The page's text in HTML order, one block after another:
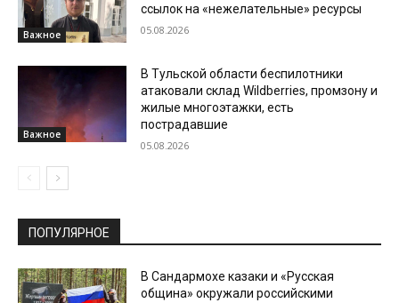
Важное
ссылок на «нежелательные» ресурсы
05.08.2026
Важное
В Тульской области беспилотники
атаковали склад Wildberries, промзону и
жилые многоэтажки, есть
пострадавшие
05.08.2026
ПОПУЛЯРНОЕ
В Сандармохе казаки и «Русская
община» окружали российскими